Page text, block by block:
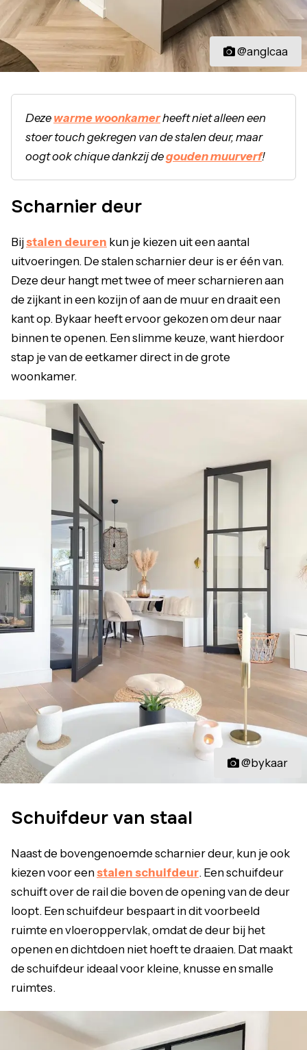
@anglcaa
Deze warme woonkamerheeft niet alleen een
stoer touch gekregen van de stalen deur, maar
oogt ook chique dankzij degouden muurverf!
Scharnier deur
Bijstalen deuren kun je kiezen uit een aantal
uitvoeringen. De stalen scharnier deur is er één van.
Deze deur hangt met twee of meer scharnieren aan
de zijkant in een kozijn of aan de muur en draait een
kant op. Bykaar heeft ervoor gekozen om deur naar
binnen te openen. Een slimme keuze, want hierdoor
stap je van de eetkamer direct in de grote
woonkamer.
@bykaar
Schuifdeur van staal
Naast de bovengenoemde scharnier deur, kun je ook
kiezen voor eenstalen schuifdeur. Een schuifdeur
schuift over de rail die boven de opening van de deur
loopt. Een schuifdeur bespaart in dit voorbeeld
ruimte en vloeroppervlak, omdat de deur bij het
openen en dichtdoen niet hoeft te draaien. Dat maakt
de schuifdeur ideaal voor kleine, knusse en smalle
ruimtes.